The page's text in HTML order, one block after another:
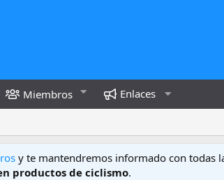
Miembros Enlaces
y te mantendremos informado con todas
productos de ciclismo.